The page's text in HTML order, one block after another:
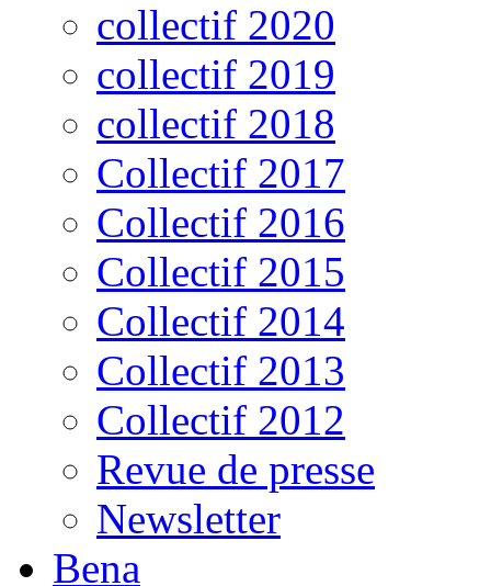
collectif 2020
collectif 2019
collectif 2018
Collectif 2017
Collectif 2016
Collectif 2015
Collectif 2014
Collectif 2013
Collectif 2012
Revue de presse
Newsletter
Bena